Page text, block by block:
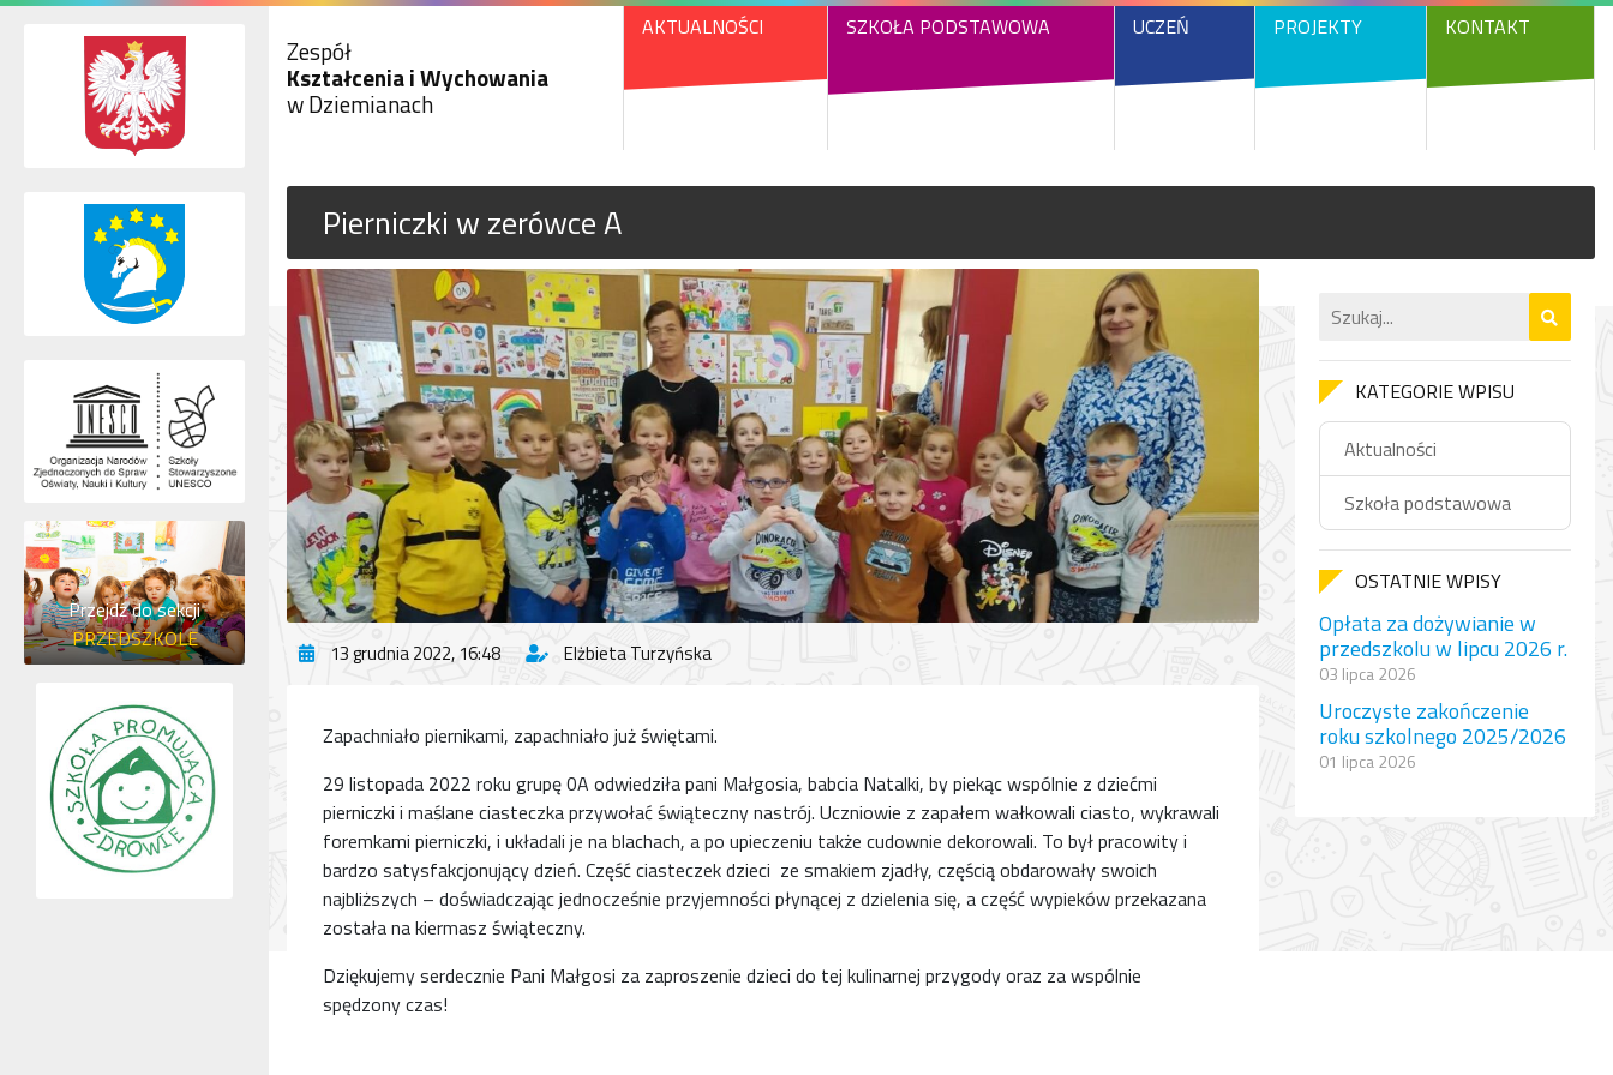
Zespół
Kształcenia i Wychowania
w Dziemianach
AKTUALNOŚCI SZKOŁA PODSTAWOWA UCZEŃ PROJEKTY KONTAKT
Pierniczki w zerówce A
13 grudnia 2022, 16:48 Elżbieta Turzyńska
Zapachniało piernikami, zapachniało już świętami.
29 listopada 2022 roku grupę 0A odwiedziła pani Małgosia, babcia Natalki, by piekąc wspólnie z dziećmi
pierniczki i maślane ciasteczka przywołać świąteczny nastrój. Uczniowie z zapałem wałkowali ciasto, wykrawali
foremkami pierniczki, i układali je na blachach, a po upieczeniu także cudownie dekorowali. To był pracowity i
bardzo satysfakcjonujący dzień. Część ciasteczek dzieci ze smakiem zjadły, częścią obdarowały swoich
najbliższych – doświadczając jednocześnie przyjemności płynącej z dzielenia się, a część wypieków przekazana
została na kiermasz świąteczny.
Dziękujemy serdecznie Pani Małgosi za zaproszenie dzieci do tej kulinarnej przygody oraz za wspólnie
spędzony czas!
KATEGORIE WPISU
Aktualności
Szkoła podstawowa
OSTATNIE WPISY
Opłata za dożywianie w
przedszkolu w lipcu 2026 r.
03 lipca 2026
Uroczyste zakończenie
roku szkolnego 2025/2026
01 lipca 2026
Przejdź do sekcji
PRZEDSZKOLE